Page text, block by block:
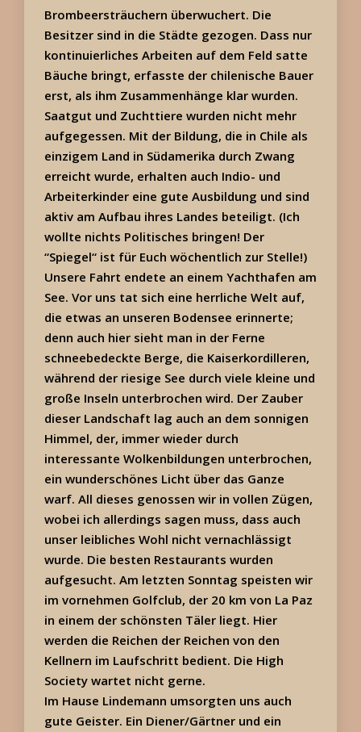
Brombeersträuchern überwuchert. Die
Besitzer sind in die Städte gezogen. Dass nur
kontinuierliches Arbeiten auf dem Feld satte
Bäuche bringt, erfasste der chilenische Bauer
erst, als ihm Zusammenhänge klar wurden.
Saatgut und Zuchttiere wurden nicht mehr
aufgegessen. Mit der Bildung, die in Chile als
einzigem Land in Südamerika durch Zwang
erreicht wurde, erhalten auch Indio- und
Arbeiterkinder eine gute Ausbildung und sind
aktiv am Aufbau ihres Landes beteiligt. (Ich
wollte nichts Politisches bringen! Der
“Spiegel“ ist für Euch wöchentlich zur Stelle!)
Unsere Fahrt endete an einem Yachthafen am
See. Vor uns tat sich eine herrliche Welt auf,
die etwas an unseren Bodensee erinnerte;
denn auch hier sieht man in der Ferne
schneebedeckte Berge, die Kaiserkordilleren,
während der riesige See durch viele kleine und
große Inseln unterbrochen wird. Der Zauber
dieser Landschaft lag auch an dem sonnigen
Himmel, der, immer wieder durch
interessante Wolkenbildungen unterbrochen,
ein wunderschönes Licht über das Ganze
warf. All dieses genossen wir in vollen Zügen,
wobei ich allerdings sagen muss, dass auch
unser leibliches Wohl nicht vernachlässigt
wurde. Die besten Restaurants wurden
aufgesucht. Am letzten Sonntag speisten wir
im vornehmen Golfclub, der 20 km von La Paz
in einem der schönsten Täler liegt. Hier
werden die Reichen der Reichen von den
Kellnern im Laufschritt bedient. Die High
Society wartet nicht gerne.
Im Hause Lindemann umsorgten uns auch
gute Geister. Ein Diener/Gärtner und ein